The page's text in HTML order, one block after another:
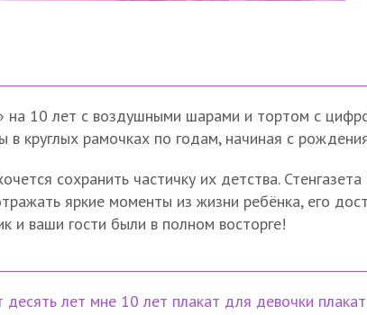
на 10 лет с воздушными шарами и тортом с
в круглых рамочках по годам, начиная с
сохранить частичку их детства.
яркие моменты из жизни ребёнка, его
и ваши гости были в полном восторге!
десять лет мне 10 лет плакат для девочки